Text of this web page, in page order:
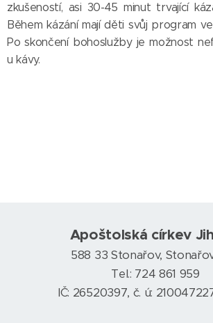
zkušeností, asi 30-45 minut trvající
Během kázání mají děti svůj program
Po skončení bohoslužby je možnost
u kávy.
Apoštolská církev
588 33 Stonařov,
Tel.: 724 861 959
IČ: 26520397, č. ú: